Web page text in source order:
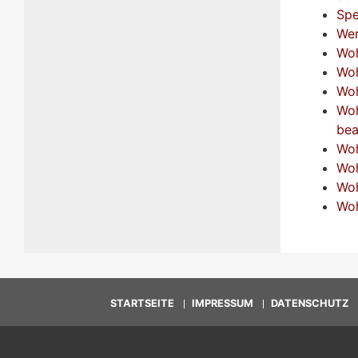
STARTSEITE IMPRESSUM DATENSCHUTZ